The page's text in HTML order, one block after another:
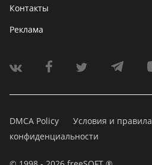
Контакты
Реклама
DMCA Policy Условия и правила
конфиденциальности